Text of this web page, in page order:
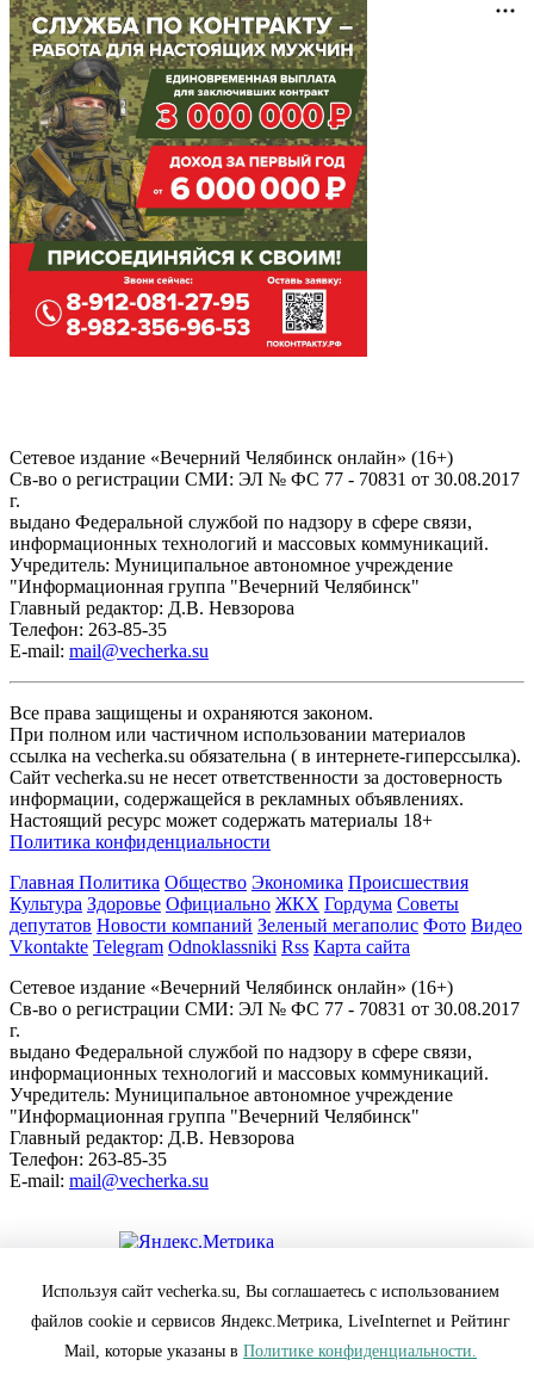
Сетевое издание «Вечерний Челябинск онлайн» (16+)
Cв-во о регистрации СМИ: ЭЛ № ФС 77 - 70831 от 30.08.2017
г.
выдано Федеральной службой по надзору в сфере связи,
информационных технологий и массовых коммуникаций.
Учредитель: Муниципальное автономное учреждение
"Информационная группа "Вечерний Челябинск"
Главный редактор: Д.В. Невзорова
Телефон: 263-85-35
E-mail: mail@vecherka.su
Все права защищены и охраняются законом.
При полном или частичном использовании материалов
ссылка на vecherka.su обязательна ( в интернете-гиперссылка).
Сайт vecherka.su не несет ответственности за достоверность
информации, содержащейся в рекламных объявлениях.
Настоящий ресурс может содержать материалы 18+
Политика конфиденциальности
Главная Политика Общество Экономика Происшествия
Культура Здоровье Официально ЖКХ Гордума Советы
депутатов Новости компаний Зеленый мегаполис Фото Видео
Vkontakte Telegram Odnoklassniki Rss Карта сайта
Сетевое издание «Вечерний Челябинск онлайн» (16+)
Cв-во о регистрации СМИ: ЭЛ № ФС 77 - 70831 от 30.08.2017
г.
выдано Федеральной службой по надзору в сфере связи,
информационных технологий и массовых коммуникаций.
Учредитель: Муниципальное автономное учреждение
"Информационная группа "Вечерний Челябинск"
Главный редактор: Д.В. Невзорова
Телефон: 263-85-35
E-mail: mail@vecherka.su
Все права защищены и охраняются законом.
При полном или частичном использовании материалов
ссылка на vecherka.su обязательна ( в интернете-гиперссылка).
Используя сайт vecherka.su, Вы соглашаетесь с использованием
файлов cookie и сервисов Яндекс.Метрика, LiveInternet и Рейтинг
Mail, которые указаны вПолитике конфиденциальности.